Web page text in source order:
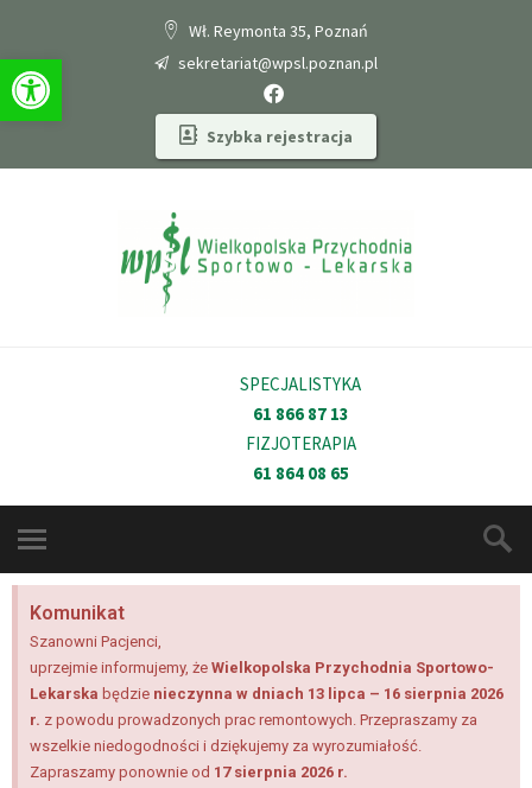
Otwórz pasek narzędzi
Wł. Reymonta 35, Poznań
sekretariat@wpsl.poznan.pl
Szybka rejestracja
Poradnia stomatologiczna
Poradnia otolaryngologiczna
Poradnia ortopedyczna
Poradnia okulistyczna
Poradnia neurologiczna
Pracownia USG
Pracownia RTG
SPECJALISTYKA
61 866 87 13
FIZJOTERAPIA
61 864 08 65
Komunikat
Szanowni Pacjenci,
uprzejmie informujemy, że Wielkopolska Przychodnia Sportowo-
Lekarska będzie nieczynna w dniach 13 lipca – 16 sierpnia 2026
r. z powodu prowadzonych prac remontowych. Przepraszamy za
wszelkie niedogodności i dziękujemy za wyrozumiałość.
Zapraszamy ponownie od 17 sierpnia 2026 r.